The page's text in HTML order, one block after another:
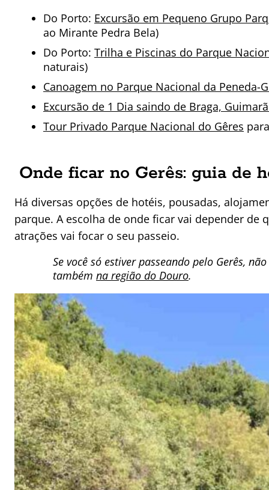
Do Porto: Excursão em Pequeno Grupo
ao Mirante Pedra Bela)
Do Porto: Trilha e Piscinas do Parque
naturais)
Canoagem no Parque Nacional da Peneda-
Excursão de 1 Dia saindo de Braga,
Tour Privado Parque Nacional do Gêres
Onde ficar no Gerês: guia de
Há diversas opções de hotéis, pousadas,
parque. A escolha de onde ficar vai depender de
atrações vai focar o seu passeio.
Se você só estiver passeando pelo Gerês,
também na região do Douro.